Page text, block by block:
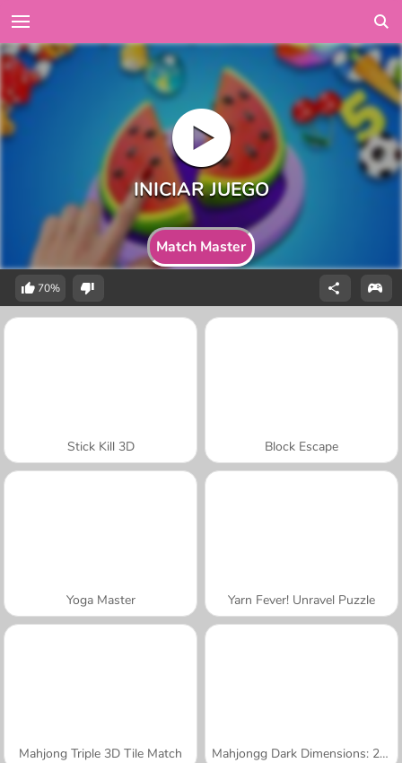
Match Master
70%
Stick Kill 3D Block Escape
Yoga Master Yarn Fever! Unravel Puzzle
Mahjong Triple 3D Tile Match Mahjongg Dark Dimensions: 210 Seconds